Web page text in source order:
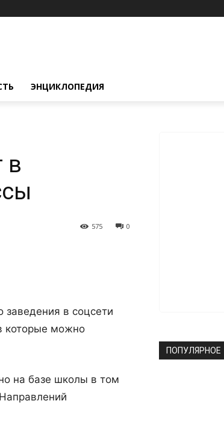
ЭНЦИКЛОПЕДИЯ
в
0
575
в соцсети
которые можно
на базе школы в том
ПОПУЛЯРНОЕ